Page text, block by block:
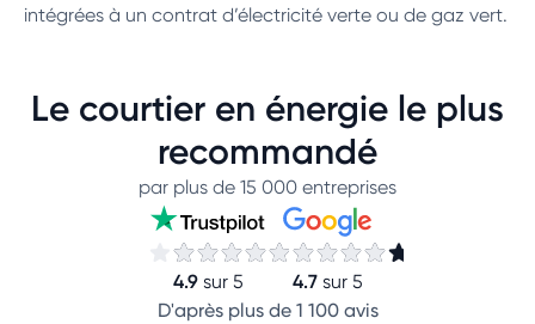
intégrées à un contrat d’électricité verte ou de gaz vert.
Le courtier en énergie le plus
recommandé
par plus de 15 000 entreprises
4.9sur 5 4.7sur 5
D'après plus de 1 100 avis